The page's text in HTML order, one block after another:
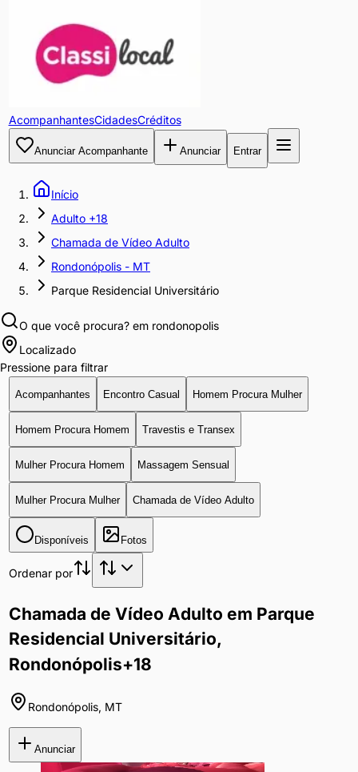
AcompanhantesCidadesCréditos
Anunciar Acompanhante Anunciar Entrar
Início
Adulto +18
Chamada de Vídeo Adulto
Rondonópolis - MT
Parque Residencial Universitário
O que você procura? em rondonopolis
Localizado
Pressione para filtrar
Acompanhantes Encontro Casual Homem Procura Mulher
Homem Procura Homem Travestis e Transex
Mulher Procura Homem Massagem Sensual
Mulher Procura Mulher Chamada de Vídeo Adulto
Disponíveis Fotos
Ordenar por
Chamada de Vídeo Adulto em Parque
Residencial Universitário,
Rondonópolis+18
Rondonópolis, MT
Anunciar